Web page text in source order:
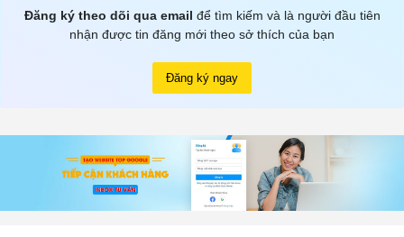
Đăng ký theo dõi qua email để tìm kiếm và là người đầu tiên
nhận được tin đăng mới theo sở thích của bạn
Đăng ký ngay